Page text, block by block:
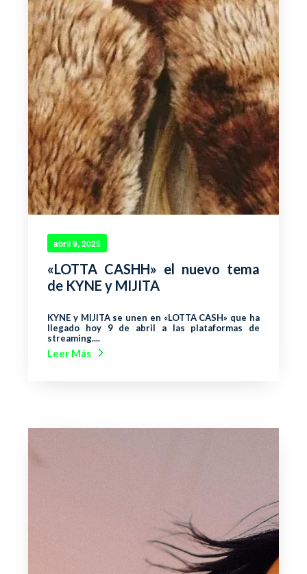
abril 9, 2025
«LOTTA CASHH» el nuevo tema
de KYNE y MIJITA
KYNE y MIJITA se unen en «LOTTA CASH» que ha
llegado hoy 9 de abril a las plataformas de
streaming....
Leer Más